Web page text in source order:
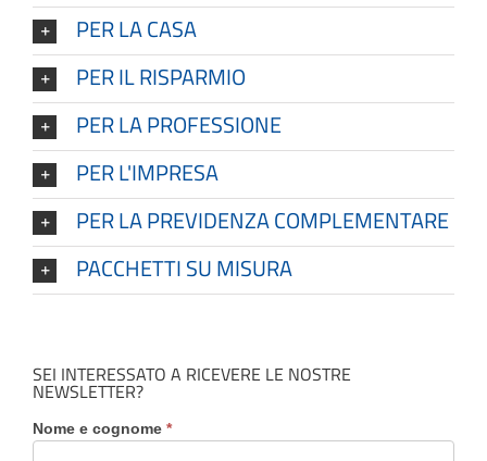
PER LA CASA
PER IL RISPARMIO
PER LA PROFESSIONE
PER L'IMPRESA
PER LA PREVIDENZA COMPLEMENTARE
PACCHETTI SU MISURA
SEI INTERESSATO A RICEVERE LE NOSTRE
NEWSLETTER?
Nome e cognome *